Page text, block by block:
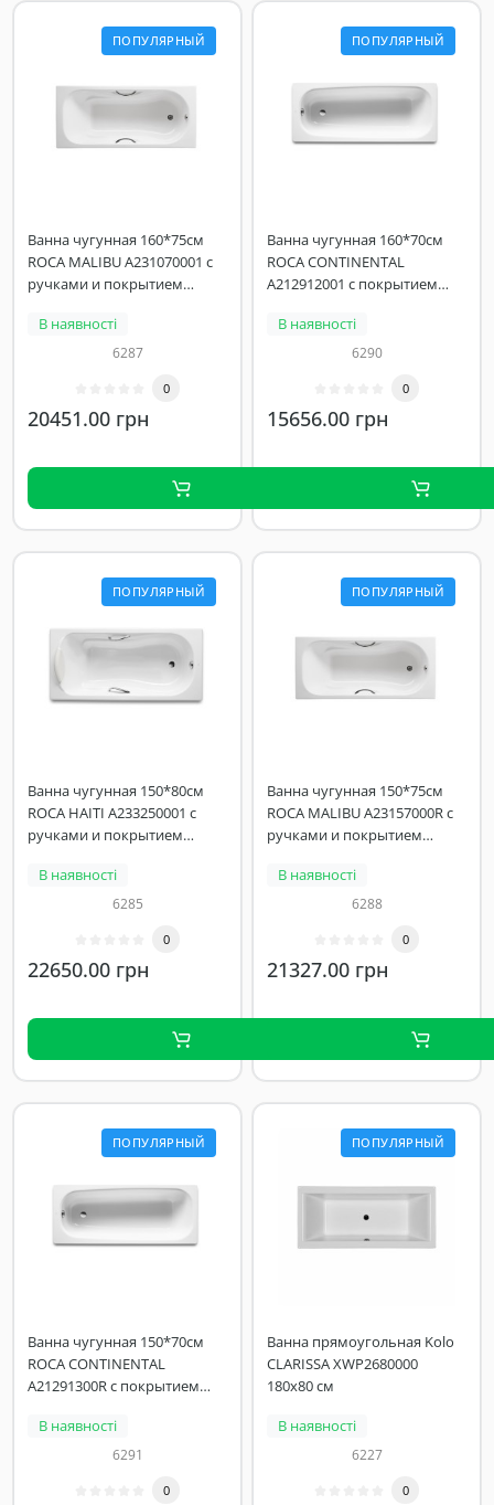
ПОПУЛЯРНЫЙ
Ванна чугунная 160*75см
ROCA MALIBU A231070001 с
ручками и покрытием
В наявності
6287
0
20451.00 грн
ПОПУЛЯРНЫЙ
Ванна чугунная 160*70см
ROCA CONTINENTAL
A212912001 с покрытием
В наявності
6290
0
15656.00 грн
ПОПУЛЯРНЫЙ
Ванна чугунная 150*80см
ROCA HAITI A233250001 с
ручками и покрытием
В наявності
6285
0
22650.00 грн
ПОПУЛЯРНЫЙ
Ванна чугунная 150*75см
ROCA MALIBU A23157000R с
ручками и покрытием
В наявності
6288
0
21327.00 грн
ПОПУЛЯРНЫЙ
Ванна чугунная 150*70см
ROCA CONTINENTAL
A21291300R с покрытием
В наявності
6291
0
ПОПУЛЯРНЫЙ
Ванна прямоугольная Kolo
CLARISSA XWP2680000
180x80 см
В наявності
6227
0